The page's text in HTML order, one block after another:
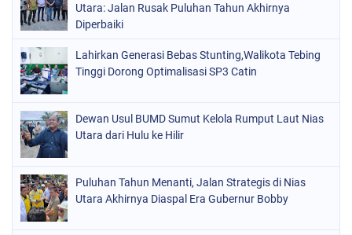
Utara: Jalan Rusak Puluhan Tahun Akhirnya
Diperbaiki
Lahirkan Generasi Bebas Stunting,Walikota Tebing
Tinggi Dorong Optimalisasi SP3 Catin
Dewan Usul BUMD Sumut Kelola Rumput Laut Nias
Utara dari Hulu ke Hilir
Puluhan Tahun Menanti, Jalan Strategis di Nias
Utara Akhirnya Diaspal Era Gubernur Bobby